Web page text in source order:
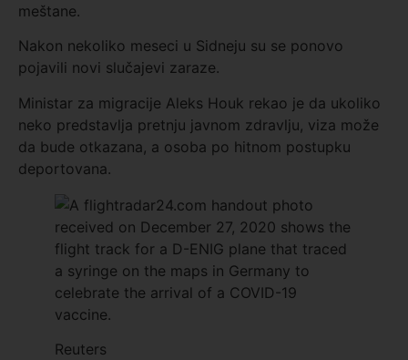
meštane.
Nakon nekoliko meseci u Sidneju su se ponovo
pojavili novi slučajevi zaraze.
Ministar za migracije Aleks Houk rekao je da ukoliko
neko predstavlja pretnju javnom zdravlju, viza može
da bude otkazana, a osoba po hitnom postupku
deportovana.
Reuters